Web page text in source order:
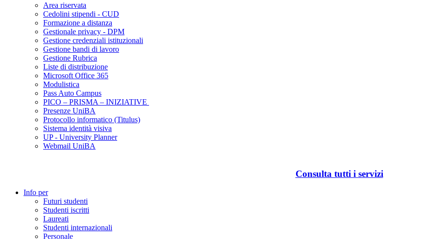
Area riservata
Cedolini stipendi - CUD
Formazione a distanza
Gestionale privacy - DPM
Gestione credenziali istituzionali
Gestione bandi di lavoro
Gestione Rubrica
Liste di distribuzione
Microsoft Office 365
Modulistica
Pass Auto Campus
PICO – PRISMA – INIZIATIVE
Presenze UniBA
Protocollo informatico (Titulus)
Sistema identità visiva
UP - University Planner
Webmail UniBA
Consulta tutti i servizi
Info per
Futuri studenti
Studenti iscritti
Laureati
Studenti internazionali
Personale